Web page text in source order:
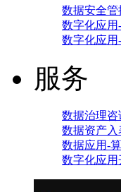
数据安全管
数字化应用
数字化应用
服务
数据治理咨
数据资产入
数据应用-
数字化应用